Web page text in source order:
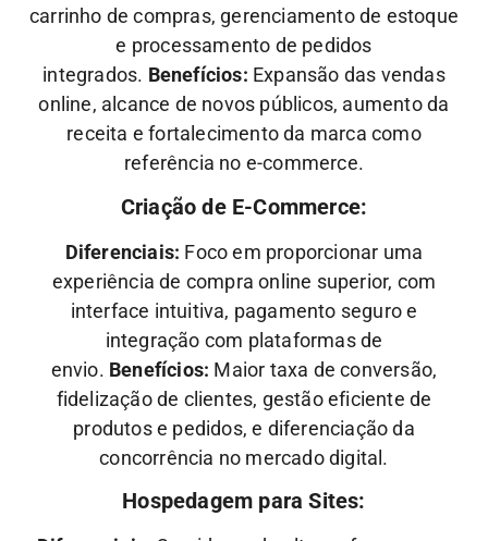
carrinho de compras, gerenciamento de estoque
e processamento de pedidos
integrados. Benefícios: Expansão das vendas
online, alcance de novos públicos, aumento da
receita e fortalecimento da marca como
referência no e-commerce.
Criação de E-Commerce:
Diferenciais: Foco em proporcionar uma
experiência de compra online superior, com
interface intuitiva, pagamento seguro e
integração com plataformas de
envio. Benefícios: Maior taxa de conversão,
fidelização de clientes, gestão eficiente de
produtos e pedidos, e diferenciação da
concorrência no mercado digital.
Hospedagem para Sites: